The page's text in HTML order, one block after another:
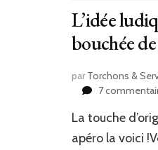
L’idée
bouchée
par Torchons &
7
La touche
apéro la voici